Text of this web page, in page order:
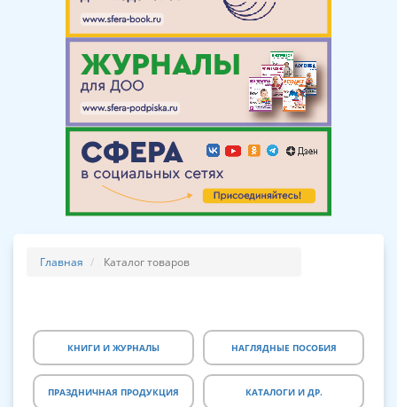
Главная Каталог товаров
КНИГИ И ЖУРНАЛЫ НАГЛЯДНЫЕ ПОСОБИЯ
ПРАЗДНИЧНАЯ ПРОДУКЦИЯ КАТАЛОГИ И ДР.